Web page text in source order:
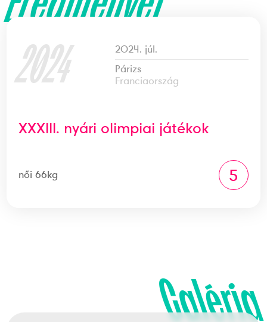
2024
2024. júl.
Párizs
Franciaország
XXXIII. nyári olimpiai játékok
női 66kg 5
Galéria